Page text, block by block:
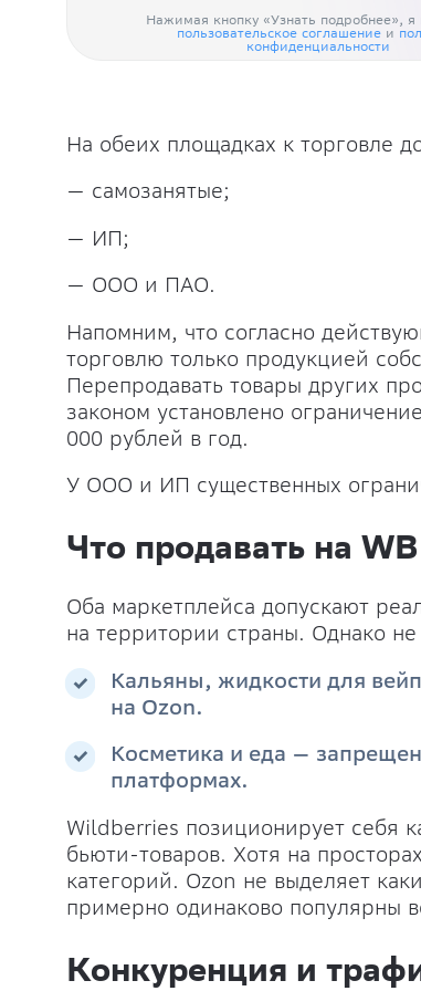
Нажимая кнопку «Узнать подробнее»,
пользовательское соглашениеи
конфиденциальности
На обеих площадках к торговле
— самозанятые;
— ИП;
— ООО и ПАО.
Напомним, что согласно
торговлю только продукцией
Перепродавать товары других
законом установлено
000 рублей в год.
У ООО и ИП существенных
Что продавать на
Оба маркетплейса допускают
на территории страны. Однако
Кальяны, жидкости для
на Ozon.
Косметика и еда —
платформах.
Wildberries позиционирует себя
бьюти-товаров. Хотя на
категорий. Ozon не выделяет
примерно одинаково популярны
Конкуренция и